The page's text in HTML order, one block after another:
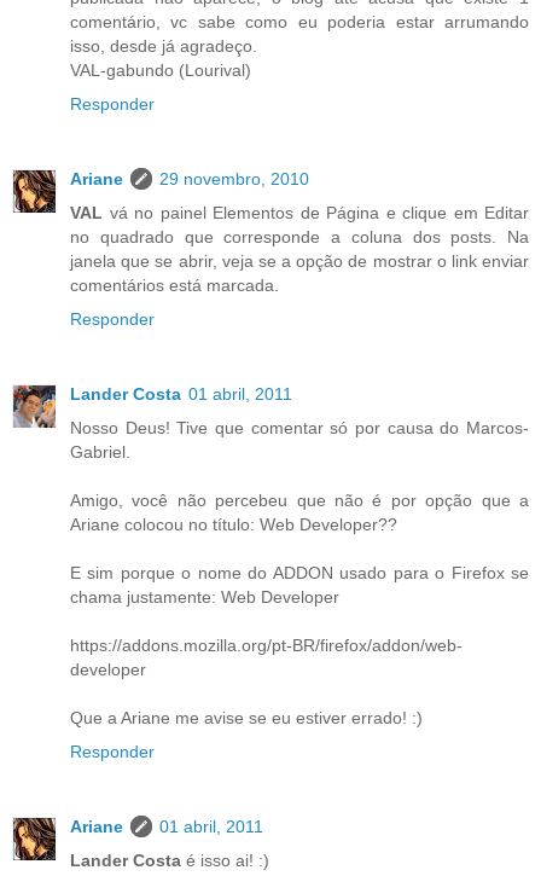
comentário, vc sabe como eu poderia estar arrumando
isso, desde já agradeço.
VAL-gabundo (Lourival)
Responder
Ariane
29 novembro, 2010
VAL vá no painel Elementos de Página e clique em Editar
no quadrado que corresponde a coluna dos posts. Na
janela que se abrir, veja se a opção de mostrar o link enviar
comentários está marcada.
Responder
Lander Costa 01 abril, 2011
Nosso Deus! Tive que comentar só por causa do Marcos-
Gabriel.
Amigo, você não percebeu que não é por opção que a
Ariane colocou no título: Web Developer??
E sim porque o nome do ADDON usado para o Firefox se
chama justamente: Web Developer
https://addons.mozilla.org/pt-BR/firefox/addon/web-
developer
Que a Ariane me avise se eu estiver errado! :)
Responder
Ariane
01 abril, 2011
Lander Costa é isso ai! :)